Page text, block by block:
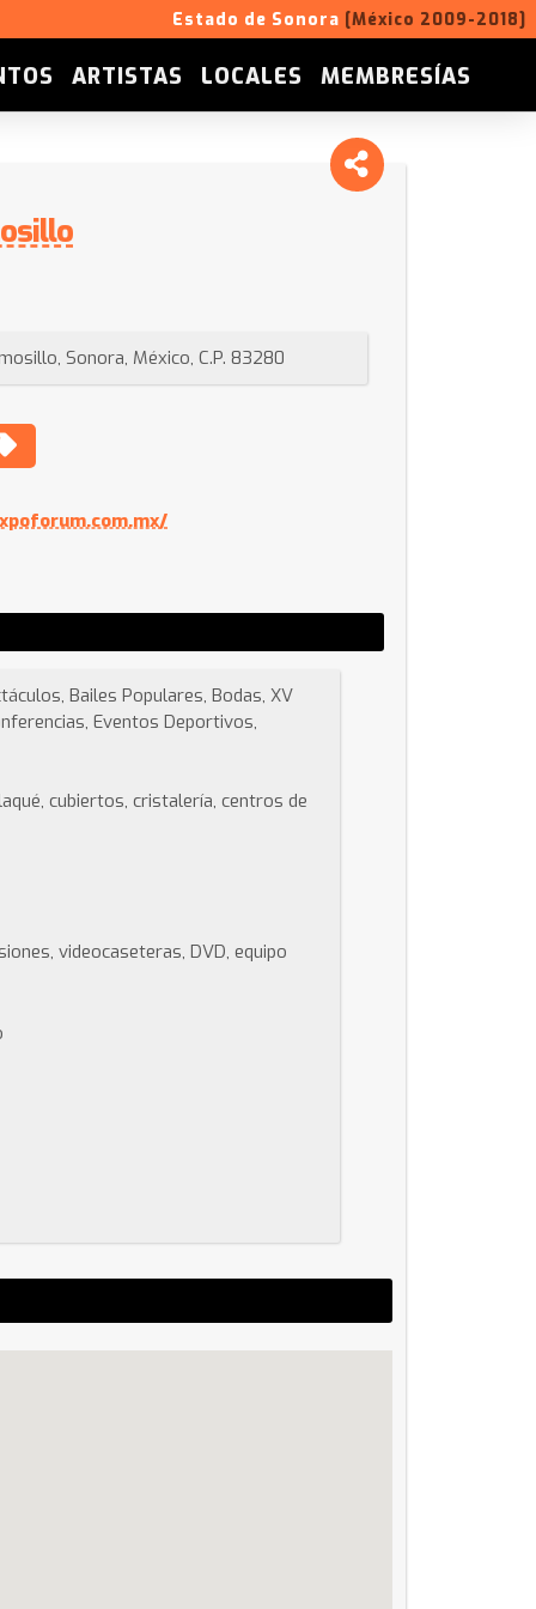
Estado de Sonora [México 2009-2018]
MEMBRESÍAS
LOCALES
ARTISTAS
Sonora, México, C.P. 83280
Bailes Populares, Bodas, XV
Eventos Deportivos,
cubiertos, cristalería, centros de
videocaseteras, DVD, equipo